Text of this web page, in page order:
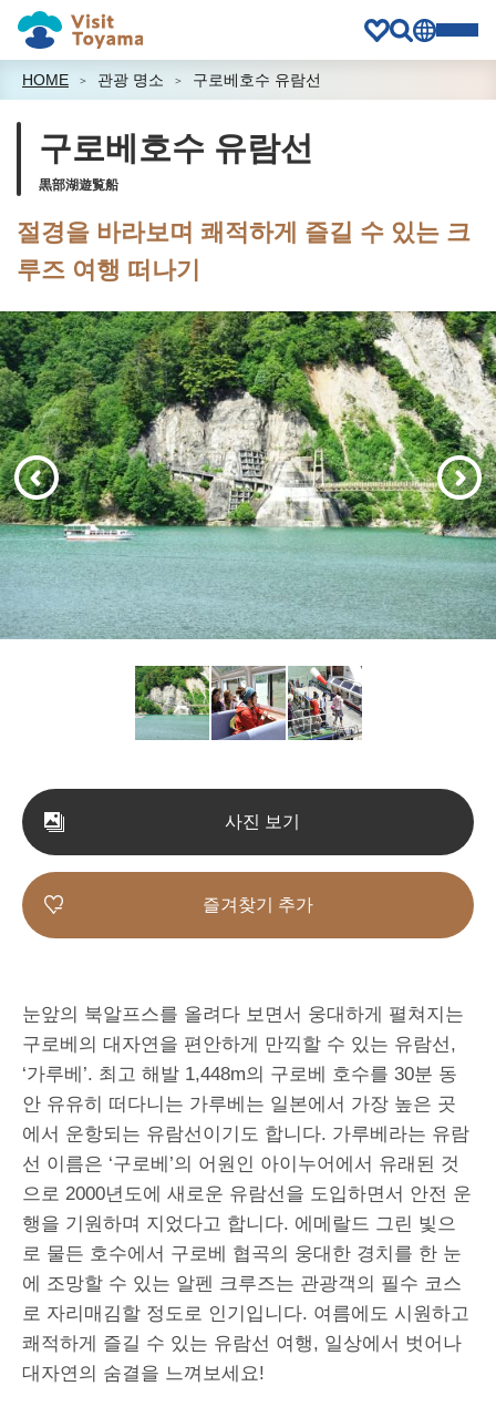
HOME 관광 명소 구로베호수 유람선
구로베호수 유람선
黒部湖遊覧船
절경을 바라보며 쾌적하게 즐길 수 있는 크
루즈 여행 떠나기
사진 보기
즐겨찾기 추가
눈앞의 북알프스를 올려다 보면서 웅대하게 펼쳐지는
구로베의 대자연을 편안하게 만끽할 수 있는 유람선,
‘가루베’. 최고 해발 1,448m의 구로베 호수를 30분 동
안 유유히 떠다니는 가루베는 일본에서 가장 높은 곳
에서 운항되는 유람선이기도 합니다. 가루베라는 유람
선 이름은 ‘구로베’의 어원인 아이누어에서 유래된 것
으로 2000년도에 새로운 유람선을 도입하면서 안전 운
행을 기원하며 지었다고 합니다. 에메랄드 그린 빛으
로 물든 호수에서 구로베 협곡의 웅대한 경치를 한 눈
에 조망할 수 있는 알펜 크루즈는 관광객의 필수 코스
로 자리매김할 정도로 인기입니다. 여름에도 시원하고
쾌적하게 즐길 수 있는 유람선 여행, 일상에서 벗어나
대자연의 숨결을 느껴보세요!